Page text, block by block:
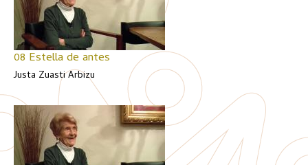
08 Estella de antes
Justa Zuasti Arbizu